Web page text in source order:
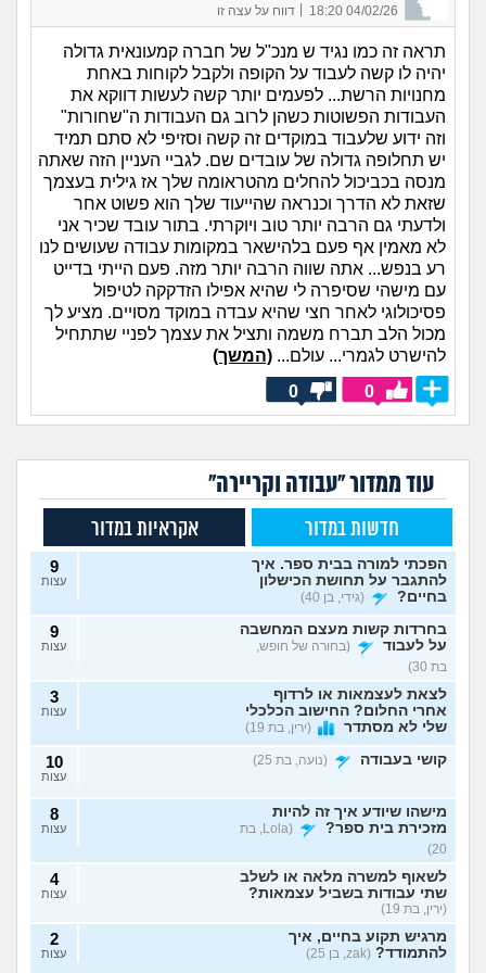
04/02/26 18:20 דווח על עצה זו
תראה זה כמו נגיד ש מנכ"ל של חברה קמעונאית גדולה
יהיה לו קשה לעבוד על הקופה ולקבל לקוחות באחת
מחנויות הרשת... לפעמים יותר קשה לעשות דווקא את
העבודות הפשוטות כשהן לרוב גם העבודות ה"שחורות"
וזה ידוע שלעבוד במוקדים זה קשה וסזיפי לא סתם תמיד
יש תחלופה גדולה של עובדים שם. לגביי העניין הזה שאתה
מנסה בכביכול להחלים מהטראומה שלך אז גילית בעצמך
שזאת לא הדרך וכנראה שהייעוד שלך הוא פשוט אחר
ולדעתי גם הרבה יותר טוב ויוקרתי. בתור עובד שכיר אני
לא מאמין אף פעם בלהישאר במקומות עבודה שעושים לנו
רע בנפש... אתה שווה הרבה יותר מזה. פעם הייתי בדייט
עם מישהי שסיפרה לי שהיא אפילו הזדקקה לטיפול
פסיכולוגי לאחר חצי שהיא עבדה במוקד מסויים. מציע לך
מכול הלב תברח משמה ותציל את עצמך לפניי שתתחיל
להישרט לגמרי... עולם... (המשך)
0
0
עוד ממדור "עבודה וקריירה"
חדשות במדור אקראיות במדור
הפכתי למורה בבית ספר. איך
להתגבר על תחושת הכישלון
בחיים?
(גידי, בן 40)
9
עצות
בחרדות קשות מעצם המחשבה
על לעבוד
(בחורה של חופש,
בת 30)
9
עצות
לצאת לעצמאות או לרדוף
אחרי החלום? החישוב הכלכלי
שלי לא מסתדר
(ירין, בת 19)
3
עצות
קושי בעבודה (נועה, בת 25) 10
עצות
מישהו שיודע איך זה להיות
מזכירת בית ספר?
(Lola, בת
20)
8
עצות
לשאוף למשרה מלאה או לשלב
שתי עבודות בשביל עצמאות?
(ירין, בת 19)
4
עצות
מרגיש תקוע בחיים, איך
להתמודד? (zak, בן 25)
2
עצות